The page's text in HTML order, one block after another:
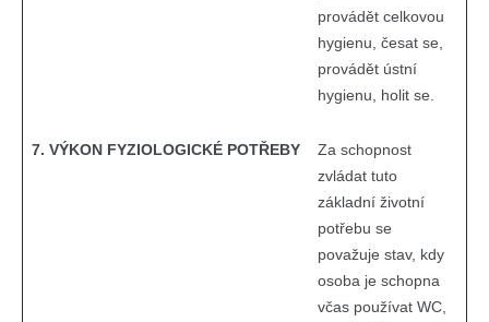
provádět celkovou
hygienu, česat se,
provádět ústní
hygienu, holit se.
7. VÝKON FYZIOLOGICKÉ POTŘEBY
Za schopnost
zvládat tuto
základní životní
potřebu se
považuje stav, kdy
osoba je schopna
včas používat WC,